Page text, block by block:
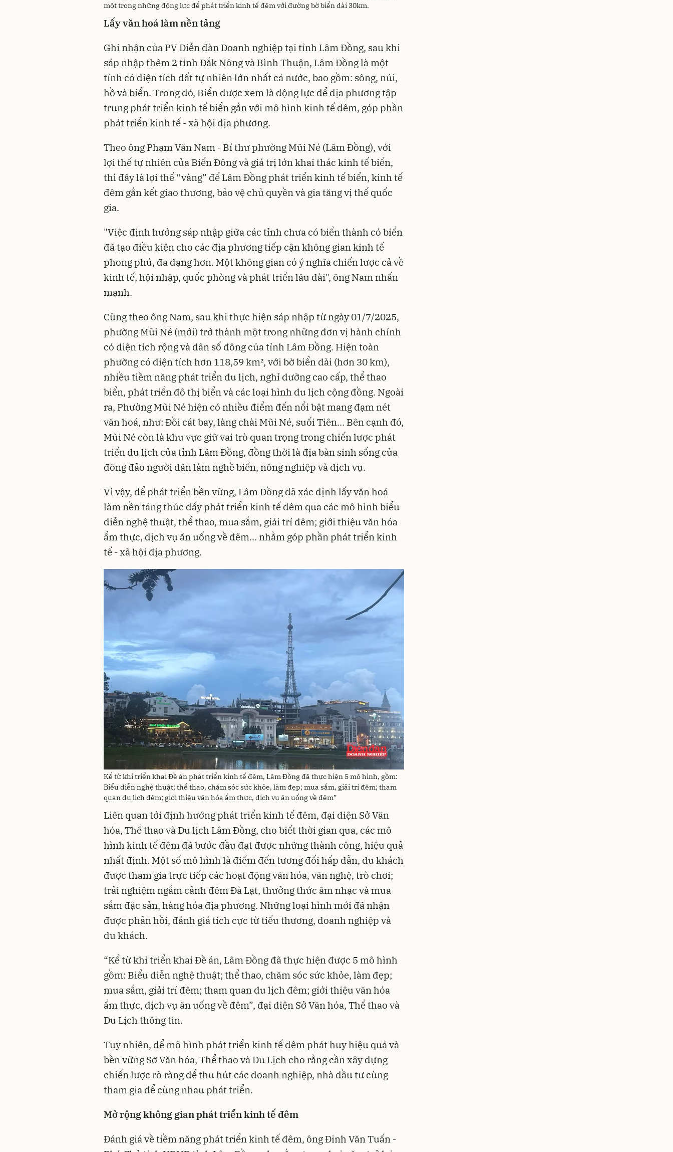
một trong những động lực để phát triển kinh tế đêm với đường bờ biển dài 30km.
Lấy văn hoá làm nền tảng
Ghi nhận của PV Diễn đàn Doanh nghiệp tại tỉnh Lâm Đồng, sau khi
sáp nhập thêm 2 tỉnh Đắk Nông và Bình Thuận, Lâm Đồng là một
tỉnh có diện tích đất tự nhiên lớn nhất cả nước, bao gồm: sông, núi,
hồ và biển. Trong đó, Biển được xem là động lực để địa phương tập
trung phát triển kinh tế biển gắn với mô hình kinh tế đêm, góp phần
phát triển kinh tế - xã hội địa phương.
Theo ông Phạm Văn Nam - Bí thư phường Mũi Né (Lâm Đồng), với
lợi thế tự nhiên của Biển Đông và giá trị lớn khai thác kinh tế biển,
thì đây là lợi thế “vàng” để Lâm Đồng phát triển kinh tế biển, kinh tế
đêm gắn kết giao thương, bảo vệ chủ quyền và gia tăng vị thế quốc
gia.
"Việc định hướng sáp nhập giữa các tỉnh chưa có biển thành có biển
đã tạo điều kiện cho các địa phương tiếp cận không gian kinh tế
phong phú, đa dạng hơn. Một không gian có ý nghĩa chiến lược cả về
kinh tế, hội nhập, quốc phòng và phát triển lâu dài", ông Nam nhấn
mạnh.
Cũng theo ông Nam, sau khi thực hiện sáp nhập từ ngày 01/7/2025,
phường Mũi Né (mới) trở thành một trong những đơn vị hành chính
có diện tích rộng và dân số đông của tỉnh Lâm Đồng. Hiện toàn
phường có diện tích hơn 118,59 km², với bờ biển dài (hơn 30 km),
nhiều tiềm năng phát triển du lịch, nghỉ dưỡng cao cấp, thể thao
biển, phát triển đô thị biển và các loại hình du lịch cộng đồng. Ngoài
ra, Phường Mũi Né hiện có nhiều điểm đến nổi bật mang đạm nét
văn hoá, như: Đồi cát bay, làng chài Mũi Né, suối Tiên… Bên cạnh đó,
Mũi Né còn là khu vực giữ vai trò quan trọng trong chiến lược phát
triển du lịch của tỉnh Lâm Đồng, đồng thời là địa bàn sinh sống của
đông đảo người dân làm nghề biển, nông nghiệp và dịch vụ.
Vì vậy, để phát triển bền vững, Lâm Đồng đã xác định lấy văn hoá
làm nền tảng thúc đấy phát triển kinh tế đêm qua các mô hình biểu
diễn nghệ thuật, thể thao, mua sắm, giải trí đêm; giới thiệu văn hóa
ẩm thực, dịch vụ ăn uống về đêm… nhằm góp phần phát triển kinh
tế - xã hội địa phương.
Kể từ khi triển khai Đề án phát triển kinh tế đêm, Lâm Đồng đã thực hiện 5 mô hình, gồm:
Biểu diễn nghệ thuật; thể thao, chăm sóc sức khỏe, làm đẹp; mua sắm, giải trí đêm; tham
quan du lịch đêm; giới thiệu văn hóa ẩm thực, dịch vụ ăn uống về đêm”
Liên quan tới định hướng phát triển kinh tế đêm, đại diện Sở Văn
hóa, Thể thao và Du lịch Lâm Đồng, cho biết thời gian qua, các mô
hình kinh tế đêm đã bước đầu đạt được những thành công, hiệu quả
nhất định. Một số mô hình là điểm đến tương đối hấp dẫn, du khách
được tham gia trực tiếp các hoạt động văn hóa, văn nghệ, trò chơi;
trải nghiệm ngắm cảnh đêm Đà Lạt, thưởng thức âm nhạc và mua
sắm đặc sản, hàng hóa địa phương. Những loại hình mới đã nhận
được phản hồi, đánh giá tích cực từ tiểu thương, doanh nghiệp và
du khách.
“Kể từ khi triển khai Đề án, Lâm Đồng đã thực hiện được 5 mô hình
gồm: Biểu diễn nghệ thuật; thể thao, chăm sóc sức khỏe, làm đẹp;
mua sắm, giải trí đêm; tham quan du lịch đêm; giới thiệu văn hóa
ẩm thực, dịch vụ ăn uống về đêm”, đại diện Sở Văn hóa, Thể thao và
Du Lịch thông tin.
Tuy nhiên, để mô hình phát triển kinh tế đêm phát huy hiệu quả và
bền vững Sở Văn hóa, Thể thao và Du Lịch cho rằng cần xây dựng
chiến lược rõ ràng để thu hút các doanh nghiệp, nhà đầu tư cùng
tham gia để cùng nhau phát triển.
Mở rộng không gian phát triển kinh tế đêm
Đánh giá về tiềm năng phát triển kinh tế đêm, ông Đinh Văn Tuấn -